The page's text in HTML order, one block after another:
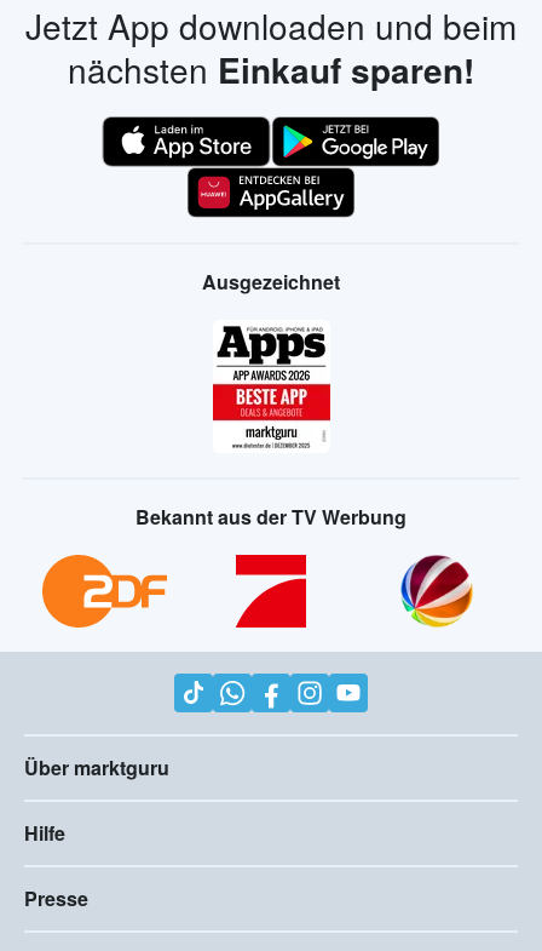
Jetzt App downloaden und beim
nächsten Einkauf sparen!
Ausgezeichnet
Bekannt aus der TV Werbung
Über marktguru
Hilfe
Presse